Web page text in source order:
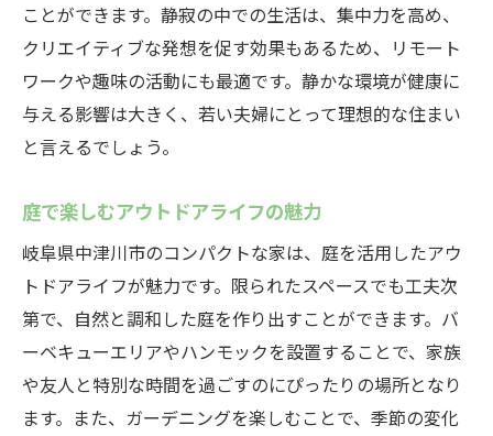
ことができます。静寂の中での生活は、集中力を高め、
クリエイティブな発想を促す効果もあるため、リモート
ワークや趣味の活動にも最適です。静かな環境が健康に
与える影響は大きく、若い夫婦にとって理想的な住まい
と言えるでしょう。
庭で楽しむアウトドアライフの魅力
岐阜県中津川市のコンパクトな家は、庭を活用したアウ
トドアライフが魅力です。限られたスペースでも工夫次
第で、自然と調和した庭を作り出すことができます。バ
ーベキューエリアやハンモックを設置することで、家族
や友人と特別な時間を過ごすのにぴったりの場所となり
ます。また、ガーデニングを楽しむことで、季節の変化